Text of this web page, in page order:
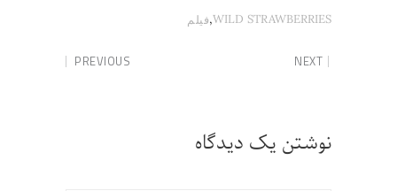
WILD STRAWBERRIES
,فیلم
PREVIOUS NEXT
نوشتن یک دیدگاه